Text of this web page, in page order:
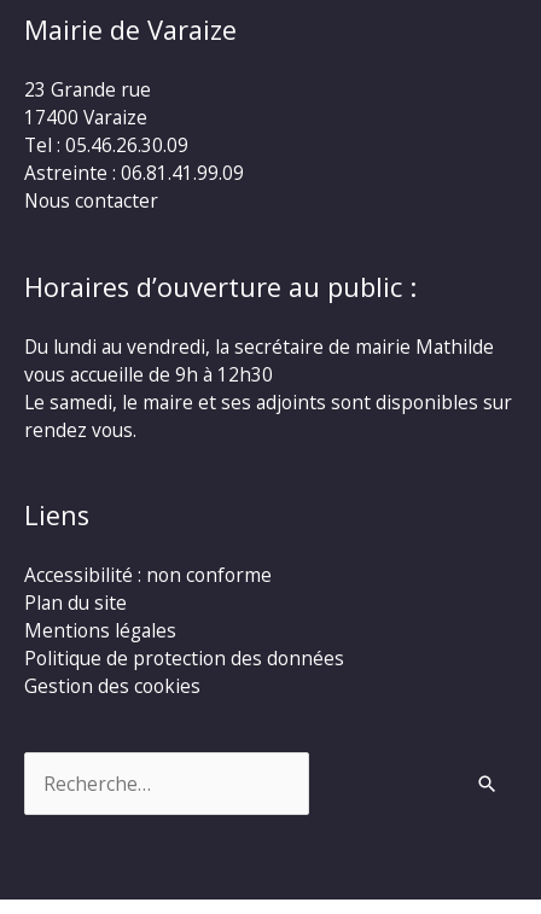
Mairie de Varaize
23 Grande rue
17400 Varaize
Tel : 05.46.26.30.09
Astreinte : 06.81.41.99.09
Nous contacter
Horaires d’ouverture au public :
Du lundi au vendredi, la secrétaire de mairie Mathilde
vous accueille de 9h à 12h30
Le samedi, le maire et ses adjoints sont disponibles sur
rendez vous.
Liens
Accessibilité : non conforme
Plan du site
Mentions légales
Politique de protection des données
Gestion des cookies